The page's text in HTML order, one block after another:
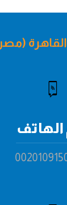
(مصر
الهاتف